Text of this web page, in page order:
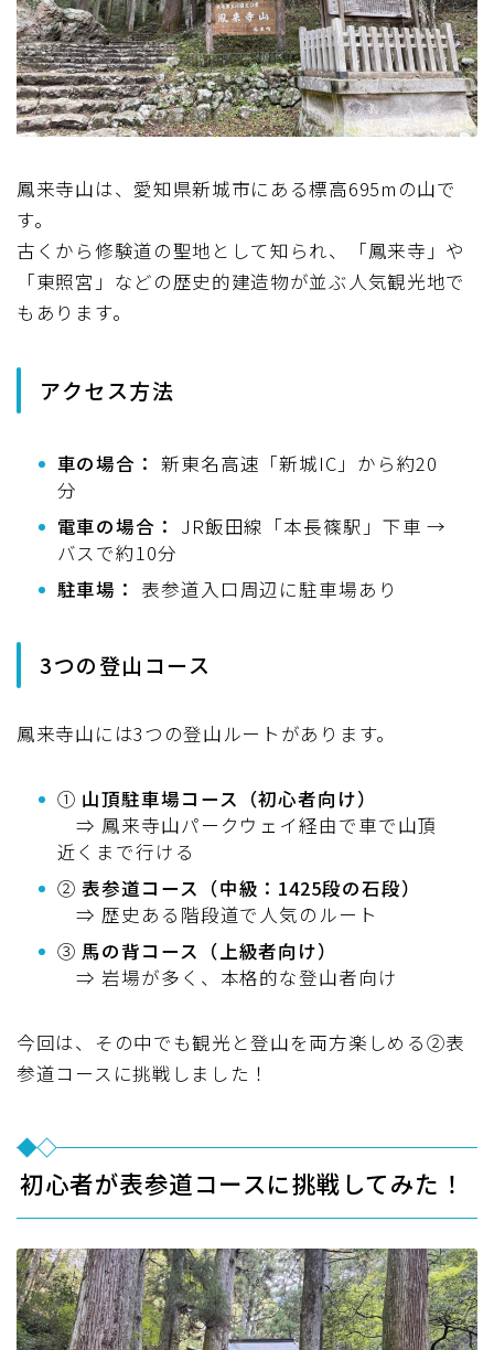
鳳来寺山は、愛知県新城市にある標高695mの山で
す。
古くから修験道の聖地として知られ、「鳳来寺」や
「東照宮」などの歴史的建造物が並ぶ人気観光地で
もあります。
アクセス方法
車の場合： 新東名高速「新城IC」から約20
分
電車の場合： JR飯田線「本長篠駅」下車 →
バスで約10分
駐車場： 表参道入口周辺に駐車場あり
3つの登山コース
鳳来寺山には3つの登山ルートがあります。
① 山頂駐車場コース（初心者向け）
⇒ 鳳来寺山パークウェイ経由で車で山頂
近くまで行ける
②表参道コース（中級：1425段の石段）
⇒ 歴史ある階段道で人気のルート
③ 馬の背コース（上級者向け）
⇒ 岩場が多く、本格的な登山者向け
今回は、その中でも観光と登山を両方楽しめる②表
参道コースに挑戦しました！
初心者が表参道コースに挑戦してみた！